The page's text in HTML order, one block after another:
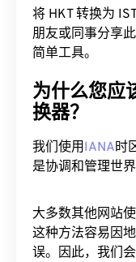
将 HKT 转换为
朋友或同事分享
简单工具。
为什么您应
换器？
我们使用IANA时
是协调和管理世
大多数其他网站
这种方法容易因
误。因此，我们